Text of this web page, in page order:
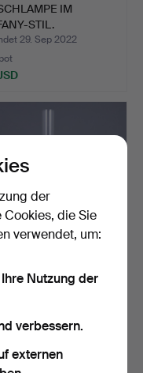
IM
STIL.
29. Sep 2022
-
& Son, Birmingham.
der
die Sie
verwendet, um:
Nutzung der
verbessern.
externen